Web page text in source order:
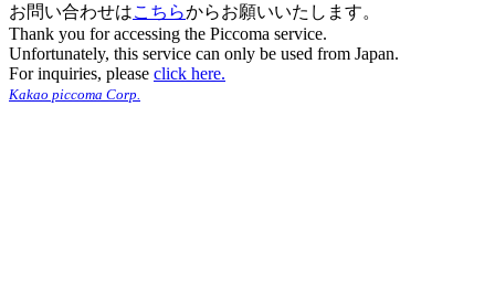
お問い合わせはこちらからお願いいたします。
Thank you for accessing the Piccoma service.
Unfortunately, this service can only be used from Japan.
For inquiries, please click here.
Kakao piccoma Corp.